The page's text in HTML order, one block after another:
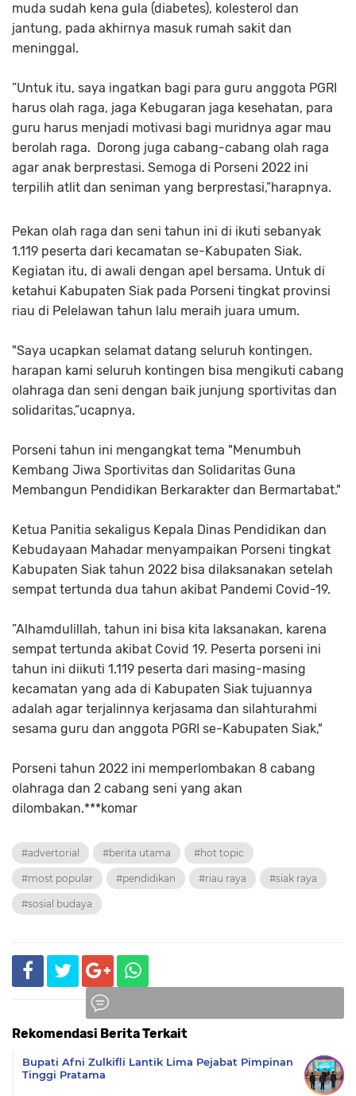
muda sudah kena gula (diabetes), kolesterol dan
jantung, pada akhirnya masuk rumah sakit dan
meninggal.
”Untuk itu, saya ingatkan bagi para guru anggota PGRI
harus olah raga, jaga Kebugaran jaga kesehatan, para
guru harus menjadi motivasi bagi muridnya agar mau
berolah raga. Dorong juga cabang-cabang olah raga
agar anak berprestasi. Semoga di Porseni 2022 ini
terpilih atlit dan seniman yang berprestasi,”harapnya.
Pekan olah raga dan seni tahun ini di ikuti sebanyak
1.119 peserta dari kecamatan se-Kabupaten Siak.
Kegiatan itu, di awali dengan apel bersama. Untuk di
ketahui Kabupaten Siak pada Porseni tingkat provinsi
riau di Pelelawan tahun lalu meraih juara umum.
"Saya ucapkan selamat datang seluruh kontingen.
harapan kami seluruh kontingen bisa mengikuti cabang
olahraga dan seni dengan baik junjung sportivitas dan
solidaritas,”ucapnya.
Porseni tahun ini mengangkat tema "Menumbuh
Kembang Jiwa Sportivitas dan Solidaritas Guna
Membangun Pendidikan Berkarakter dan Bermartabat."
Ketua Panitia sekaligus Kepala Dinas Pendidikan dan
Kebudayaan Mahadar menyampaikan Porseni tingkat
Kabupaten Siak tahun 2022 bisa dilaksanakan setelah
sempat tertunda dua tahun akibat Pandemi Covid-19.
”Alhamdulillah, tahun ini bisa kita laksanakan, karena
sempat tertunda akibat Covid 19. Peserta porseni ini
tahun ini diikuti 1.119 peserta dari masing-masing
kecamatan yang ada di Kabupaten Siak tujuannya
adalah agar terjalinnya kerjasama dan silahturahmi
sesama guru dan anggota PGRI se-Kabupaten Siak,"
Porseni tahun 2022 ini memperlombakan 8 cabang
olahraga dan 2 cabang seni yang akan
dilombakan.***komar
#advertorial #berita utama #hot topic
#most popular #pendidikan #riau raya #siak raya
#sosial budaya
Rekomendasi Berita Terkait
Bupati Afni Zulkifli Lantik Lima Pejabat Pimpinan
Tinggi Pratama